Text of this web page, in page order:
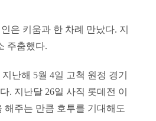
은 키움과 한 차례 만났다. 지
주춤했다.
난해 5월 4일 고척 원정 경기
. 지난달 26일 사직 롯데전 이
해주는 만큼 호투를 기대해도